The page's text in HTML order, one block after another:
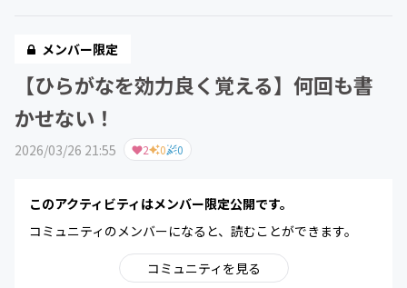
メンバー限定
【ひらがなを効力良く覚える】何回も書
かせない！
2026/03/26 21:55 2 0 0
このアクティビティはメンバー限定公開です。
コミュニティのメンバーになると、読むことができます。
コミュニティを見る